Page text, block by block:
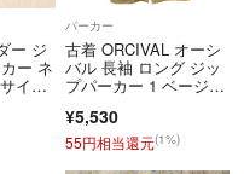
ー ジ
ー ネ
イズ
パーカー
古着 ORCIVAL オーシ
バル 長袖 ロング ジッ
プパーカー 1 ベージュ
¥5,530
55円相当還元(1%)